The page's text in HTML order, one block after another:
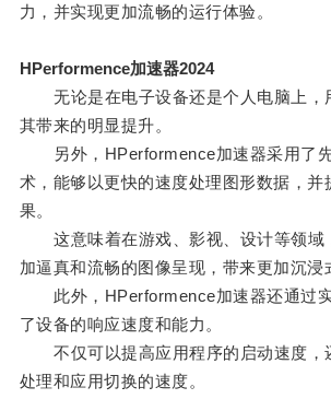
力，并实现更加流畅的运行体验。
HPerformence加速器2024
无论是在电子设备还是个人电脑上，
其带来的明显提升。
另外，HPerformence加速器采用了先
术，能够以更快的速度处理图形数据，并
果。
这意味着在游戏、影视、设计等领域
加逼真和流畅的图像呈现，带来更加沉浸
此外，HPerformence加速器还通过
了设备的响应速度和能力。
不仅可以提高应用程序的启动速度，
处理和应用切换的速度。